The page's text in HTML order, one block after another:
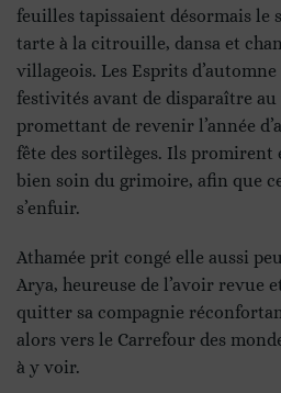
feuilles tapissaient désormais le
tarte à la citrouille, dansa et
villageois. Les Esprits
festivités avant de disparaître
promettant de revenir l’année
fête des sortilèges. Ils promirent
bien soin du grimoire, afin que
s’enfuir.
Athamée prit congé elle aussi
Arya, heureuse de l’avoir revue
quitter sa compagnie
alors vers le Carrefour des
à y voir.